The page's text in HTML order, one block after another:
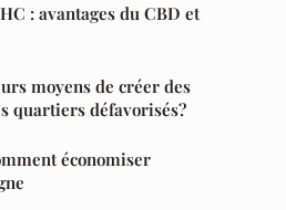
: avantages du CBD et
moyens de créer des
quartiers défavorisés?
économiser